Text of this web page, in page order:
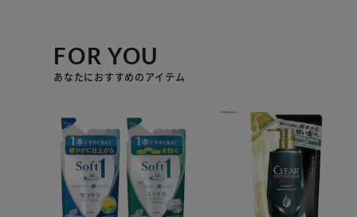
FOR YOU
あなたにおすすめのアイテム